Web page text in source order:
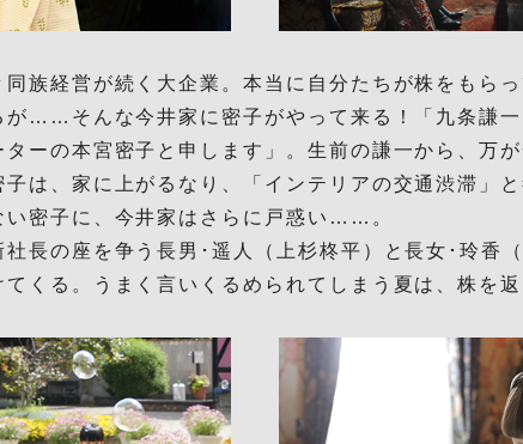
族経営が続く大企業。本当に自分たちが株をもら
が……そんな今井家に密子がやって来る！「九条謙
ーの本宮密子と申します」。生前の謙一から、万
は、家に上がるなり、「インテリアの交通渋滞」
い密子に、今井家はさらに戸惑い……。
長の座を争う長男･遥人（上杉柊平）と長女･玲香
てくる。うまく言いくるめられてしまう夏は、株